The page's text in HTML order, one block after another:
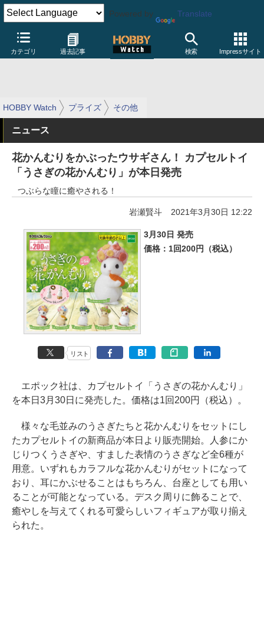
Powered by Translate
カテゴリ 過去記事 検索 Impressサイト
HOBBY Watch プライズ その他
ニュース
花かんむりをかぶったウサギさん！ カプセルトイ
「うさぎの花かんむり」が本日発売
つぶらな瞳に癒やされる！
岩瀬賢斗 2021年3月30日 12:22
3月30日 発売
価格：1回200円（税込）
リスト
エポック社は、カプセルトイ「うさぎの花かんむり」
を本日3月30日に発売した。価格は1回200円（税込）。
様々な毛並みのうさぎたちと花かんむりをセットにし
たカプセルトイの新商品が本日より販売開始。人参にか
じりつくうさぎや、すました表情のうさぎなど全6種が
用意。いずれもカラフルな花かんむりがセットになって
おり、耳にかぶせることはもちろん、台座としても用い
ることが可能となっている。デスク周りに飾ることで、
癒やしを与えてくれる可愛らしいフィギュアが取り揃え
られた。